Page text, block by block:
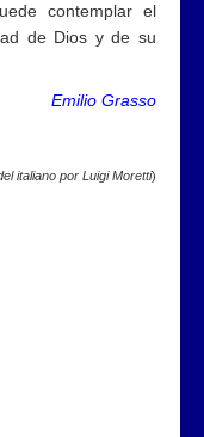
contemplar el
de Dios y de su
Emilio Grasso
italiano por Luigi Moretti)